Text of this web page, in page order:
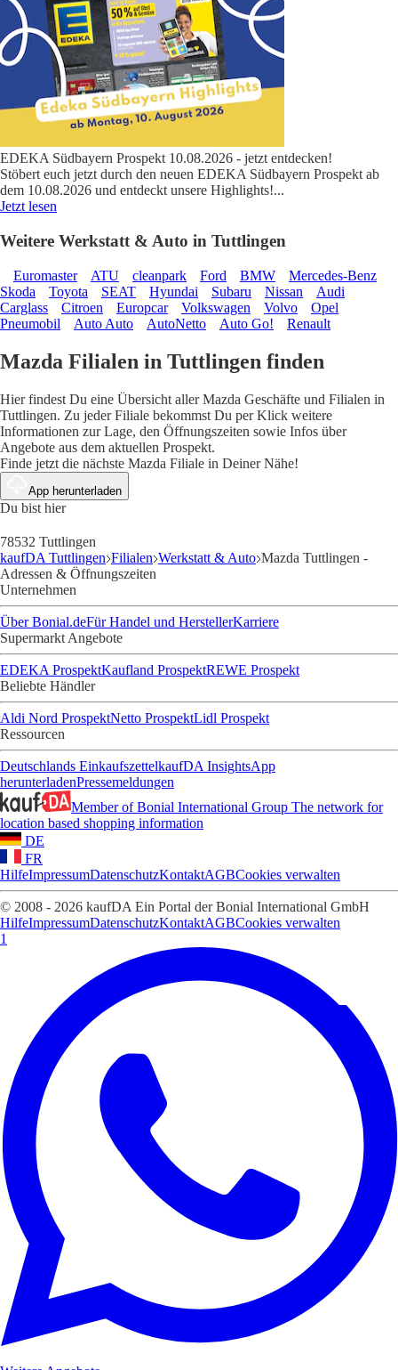
EDEKA Südbayern Prospekt 10.08.2026 - jetzt entdecken!
Stöbert euch jetzt durch den neuen EDEKA Südbayern Prospekt ab
dem 10.08.2026 und entdeckt unsere Highlights!...
Jetzt lesen
Weitere Werkstatt & Auto in Tuttlingen
Euromaster ATU cleanpark Ford BMW
Mercedes-Benz
Skoda
Toyota SEAT Hyundai Subaru Nissan
Audi
Carglass
Citroen Europcar Volkswagen Volvo
Opel
Pneumobil
Auto Auto AutoNetto Auto Go! Renault
Mazda Filialen in Tuttlingen finden
Hier findest Du eine Übersicht aller Mazda Geschäfte und Filialen in
Tuttlingen. Zu jeder Filiale bekommst Du per Klick weitere
Informationen zur Lage, den Öffnungszeiten sowie Infos über
Angebote aus dem aktuellen Prospekt.
Finde jetzt die nächste Mazda Filiale in Deiner Nähe!
App herunterladen
Du bist hier
78532 Tuttlingen
kaufDA Tuttlingen Filialen Werkstatt & Auto Mazda Tuttlingen -
Adressen & Öffnungszeiten
Unternehmen
Über Bonial.deFür Handel und HerstellerKarriere
Supermarkt Angebote
EDEKA ProspektKaufland ProspektREWE Prospekt
Beliebte Händler
Aldi Nord ProspektNetto ProspektLidl Prospekt
Ressourcen
Deutschlands EinkaufszettelkaufDA InsightsApp
herunterladenPressemeldungen
Member of Bonial International Group The network for
location based shopping information
DE
FR
HilfeImpressumDatenschutzKontaktAGBCookies verwalten
© 2008 - 2026 kaufDA Ein Portal der Bonial International GmbH
HilfeImpressumDatenschutzKontaktAGBCookies verwalten
1